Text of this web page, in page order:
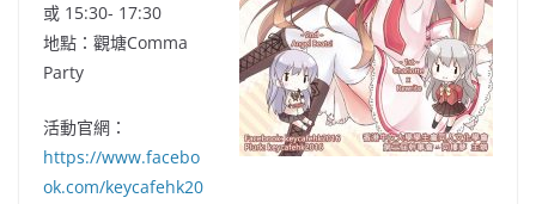
或 15:30- 17:30
地點：觀塘Comma
Party
活動官網：
https://www.facebo
ok.com/keycafehk20